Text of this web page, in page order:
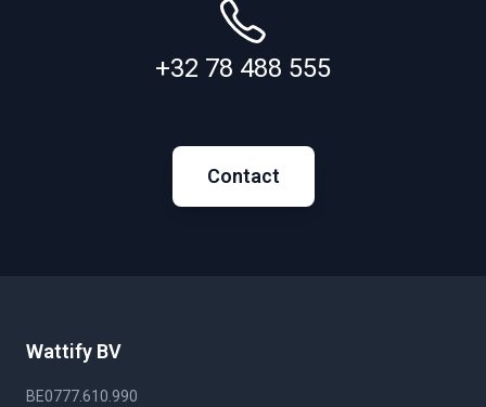
+32 78 488 555
Contact
Wattify BV
BE0777.610.990